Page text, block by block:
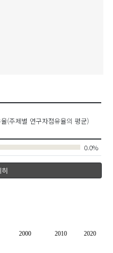
(주제별 연구자점유율의 평균)
0.0%
2000 2010 2020